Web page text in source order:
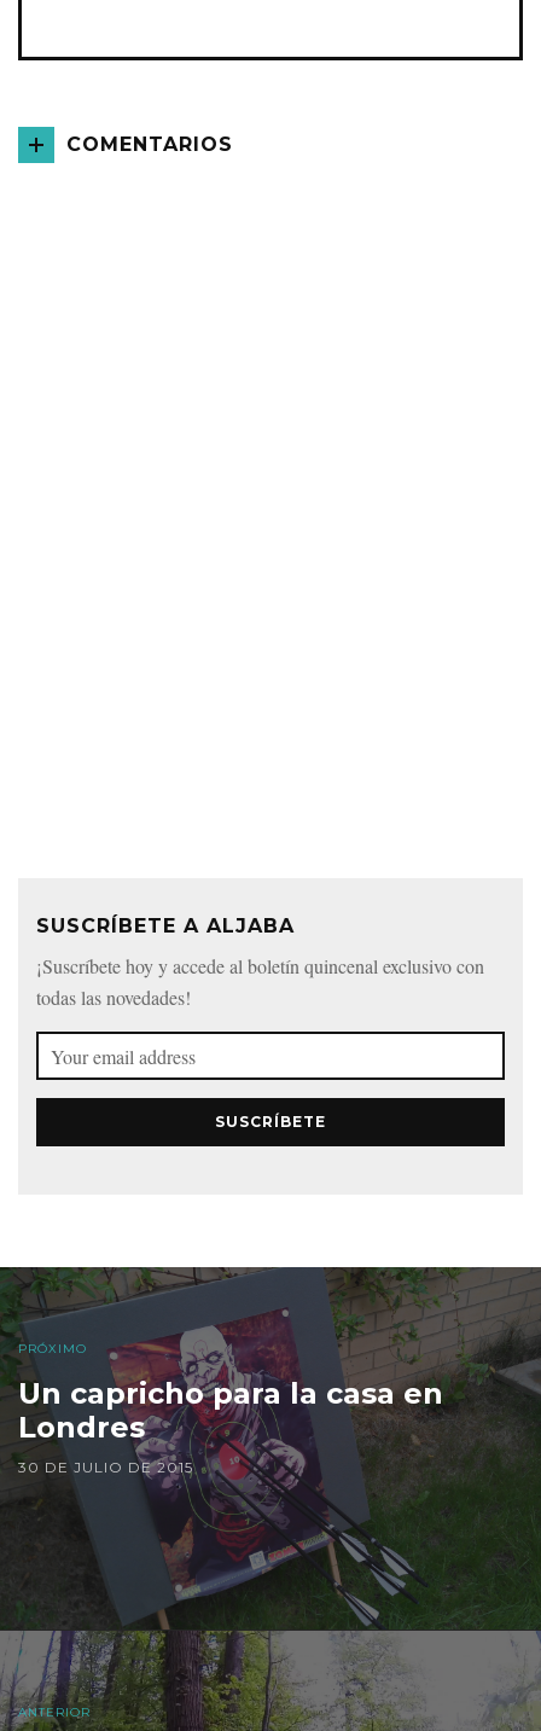
COMENTARIOS
SUSCRÍBETE A ALJABA
¡Suscríbete hoy y accede al boletín quincenal exclusivo con
todas las novedades!
SUSCRÍBETE
PRÓXIMO
Un capricho para la casa en
Londres
30 DE JULIO DE 2015
ANTERIOR